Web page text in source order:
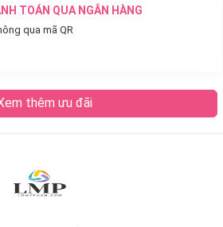
TOÁN QUA NGÂN HÀNG
qua mã QR
thêm ưu đãi